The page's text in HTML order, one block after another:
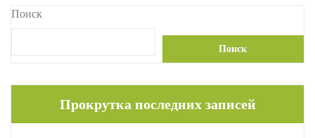
Поиск
Поиск
Прокрутка последних записей
функциональные и
патологические